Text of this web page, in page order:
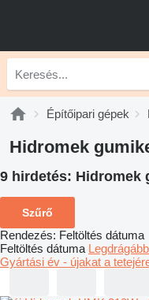
Építőipari gépek
Hidromek
9 hirdetés: Hidromek
Szűrő
Rendezés: Feltöltés dátuma
Feltöltés dátuma
Gyártási év - újakat a